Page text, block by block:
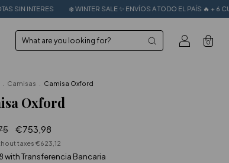
WINTER SALE ✨ ENVÍOS A TODO EL PAÍS 🔥 + 6 CUOTAS SIN INTERES
0
Camisas Camisa Oxford
Oxford
€753,98
taxes €623,12
withTransferencia Bancaria